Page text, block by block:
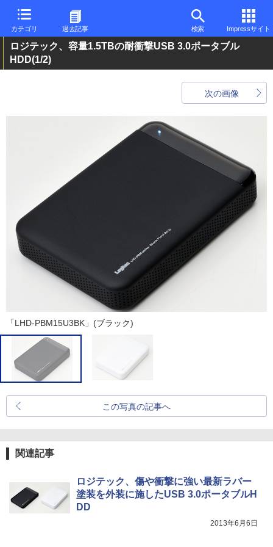
カテゴリ 過去記事 検索 Impressサイト
ロジテック、容量1.5TBの耐衝撃USB 3.0ポータブル
HDD(1/2)
次の画像
「LHD-PBM15U3BK」(ブラック)
この写真の記事へ
関連記事
ロジテック、傷や衝撃に強い最新ラバー
塗装を外装に施したUSB 3.0ポータブルH
DD
2013年6月6日